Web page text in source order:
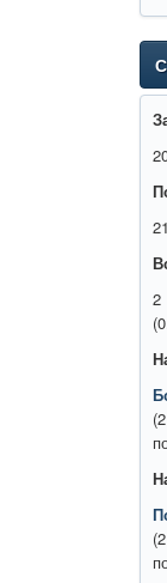
2